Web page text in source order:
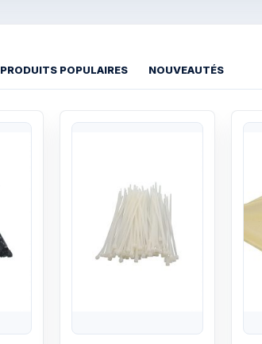
PRODUITS POPULAIRES NOUVEAUTÉS